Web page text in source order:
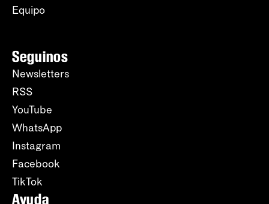
Equipo
Seguinos
Newsletters
RSS
YouTube
WhatsApp
Instagram
Facebook
TikTok
Ayuda